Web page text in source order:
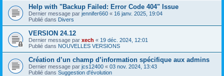
Help with "Backup Failed: Error Code 404" Issue
Dernier message par jennifer660 « 16 janv. 2025, 19:04
Publié dans Divers
VERSION 24.12
Dernier message par xech « 19 déc. 2024, 12:01
Publié dans NOUVELLES VERSIONS
Création d’un champ d’information spécifique aux admins
Dernier message par jcs12400 « 03 nov. 2024, 13:43
Publié dans Suggestion d'évolution